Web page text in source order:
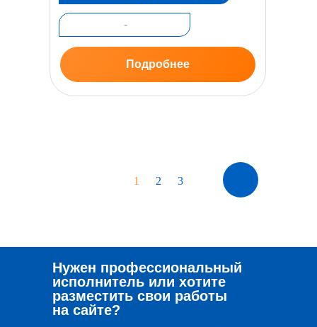
-
Подробнее
1 2 3
Нужен профессиональный
исполнитель или хотите
разместить свои работы
на сайте?